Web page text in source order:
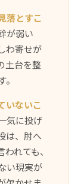
落とすこ
が弱い
わ寄せが
土台を整
いないこ
気に投げ
は、肘へ
れても、
い現実が